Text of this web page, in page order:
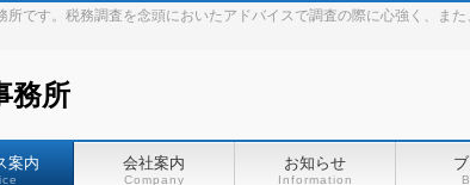
です。税務調査を念頭においたアドバイスで調査の際に心強く、ま
務所
案内 会社案内
Company
お知らせ
Information